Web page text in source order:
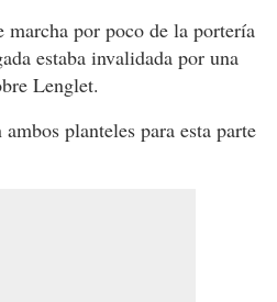
marcha por poco de la portería
estaba invalidada por una
Lenglet.
planteles para esta parte